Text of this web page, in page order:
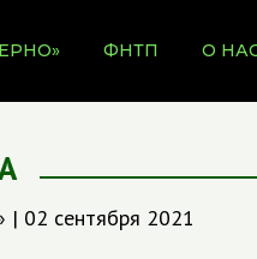
ФНТП О
| 02 сентября 2021